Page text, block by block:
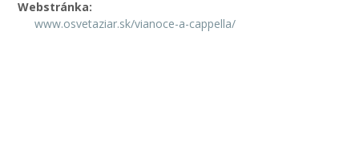
Webstránka:
www.osvetaziar.sk/vianoce-a-cappella/